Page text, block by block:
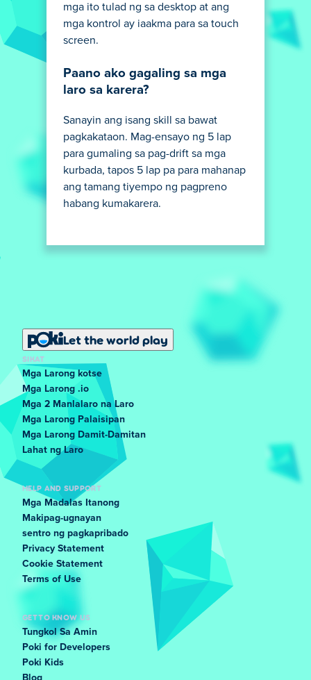
mga ito tulad ng sa desktop at ang
mga kontrol ay iaakma para sa touch
screen.
Paano ako gagaling sa mga
laro sa karera?
Sanayin ang isang skill sa bawat
pagkakataon. Mag-ensayo ng 5 lap
para gumaling sa pag-drift sa mga
kurbada, tapos 5 lap pa para mahanap
ang tamang tiyempo ng pagpreno
habang kumakarera.
Let the world play
SIKAT
Mga Larong kotse
Mga Larong .io
Mga 2 Manlalaro na Laro
Mga Larong Palaisipan
Mga Larong Damit-Damitan
Lahat ng Laro
HELP AND SUPPORT
Mga Madalas Itanong
Makipag-ugnayan
sentro ng pagkapribado
Privacy Statement
Cookie Statement
Terms of Use
GET TO KNOW US
Tungkol Sa Amin
Poki for Developers
Poki Kids
Blog